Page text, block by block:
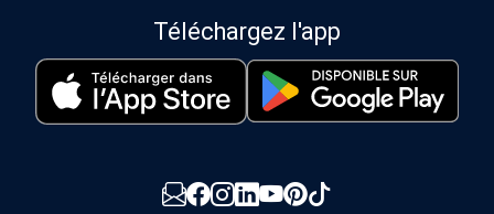
Téléchargez l'app